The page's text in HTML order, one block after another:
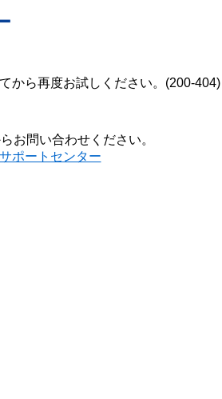
から再度お試しください。(200-404)
お問い合わせください。
ポートセンター